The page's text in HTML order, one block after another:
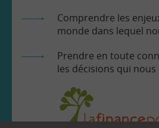
Comprendre les
monde dans lequel
Prendre en toute
les décisions qui